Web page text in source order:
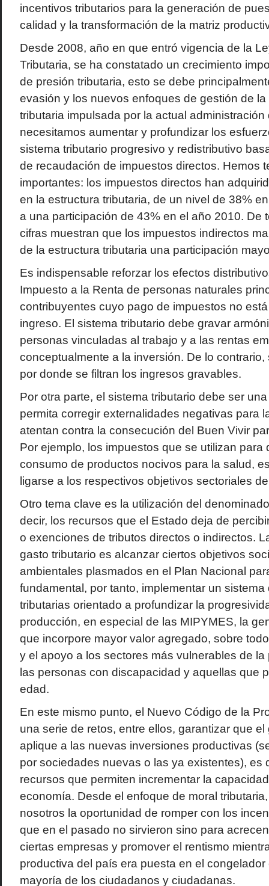
incentivos tributarios para la generación de
calidad y la transformación de la matriz
Desde 2008, año en que entró vigencia de la
Tributaria, se ha constatado un crecimiento
de presión tributaria, esto se debe
evasión y los nuevos enfoques de gestión de
tributaria impulsada por la actual
necesitamos aumentar y profundizar los
sistema tributario progresivo y redistributivo
de recaudación de impuestos directos. Hemos
importantes: los impuestos directos han
en la estructura tributaria, de un nivel de 38%
a una participación de 43% en el año 2010. De
cifras muestran que los impuestos indirectos
de la estructura tributaria una participación
Es indispensable reforzar los efectos
Impuesto a la Renta de personas naturales
contribuyentes cuyo pago de impuestos no
ingreso. El sistema tributario debe gravar
personas vinculadas al trabajo y a las rentas
conceptualmente a la inversión. De lo contrario,
por donde se filtran los ingresos gravables.
Por otra parte, el sistema tributario debe ser
permita corregir externalidades negativas para
atentan contra la consecución del Buen Vivir
Por ejemplo, los impuestos que se utilizan para
consumo de productos nocivos para la salud,
ligarse a los respectivos objetivos sectoriales
Otro tema clave es la utilización del
decir, los recursos que el Estado deja de
o exenciones de tributos directos o indirectos.
gasto tributario es alcanzar ciertos objetivos
ambientales plasmados en el Plan Nacional
fundamental, por tanto, implementar un
tributarias orientado a profundizar la
producción, en especial de las MIPYMES, la
que incorpore mayor valor agregado, sobre
y el apoyo a los sectores más vulnerables de
las personas con discapacidad y aquellas que
edad.
En este mismo punto, el Nuevo Código de la
una serie de retos, entre ellos, garantizar que el
aplique a las nuevas inversiones productivas
por sociedades nuevas o las ya existentes), es
recursos que permiten incrementar la
economía. Desde el enfoque de moral
nosotros la oportunidad de romper con los
que en el pasado no sirvieron sino para
ciertas empresas y promover el rentismo
productiva del país era puesta en el congelador
mayoría de los ciudadanos y ciudadanas.